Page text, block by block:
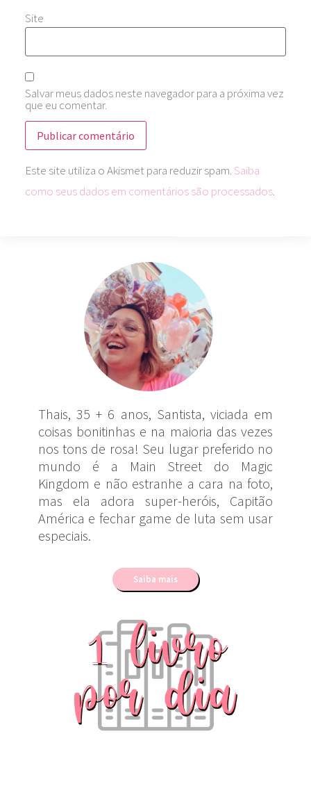
Site
Salvar meus dados neste navegador para a próxima vez
que eu comentar.
Este site utiliza o Akismet para reduzir spam. Saiba
como seus dados em comentários são processados.
Thais, 35 + 6 anos, Santista, viciada em
coisas bonitinhas e na maioria das vezes
nos tons de rosa! Seu lugar preferido no
mundo é a Main Street do Magic
Kingdom e não estranhe a cara na foto,
mas ela adora super-heróis, Capitão
América e fechar game de luta sem usar
especiais.
Saiba mais